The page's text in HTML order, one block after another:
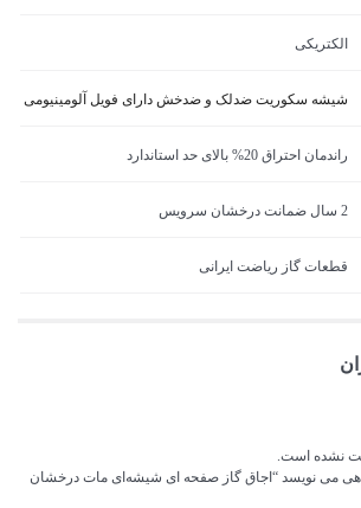
الکتریکی
شیشه سکوریت ضدلک و ضدخش دارای فویل آلومینیومی
راندمان احتراق 20% بالای حد استاندارد
2 سال ضمانت درخشان سرویس
قطعات گاز ریاضت ایرانی
نشده است.
می نویسد “اجاق گاز صفحه ای شیشه‌ای مات درخشان